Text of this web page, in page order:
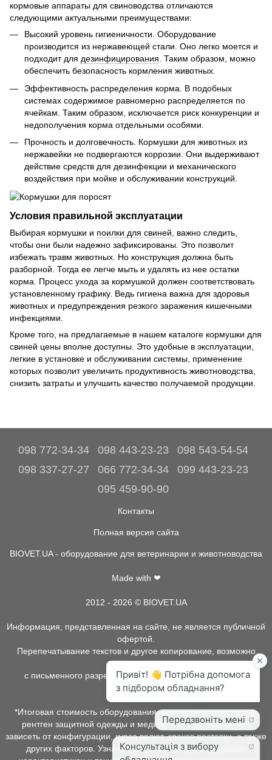
кормовые аппараты для свиноводства отличаются
следующими актуальными преимуществами:
Высокий уровень гигиеничности. Оборудование
производится из нержавеющей стали. Оно легко моется и
подходит для дезинфицирования. Таким образом, можно
обеспечить безопасность кормления животных.
Эффективность распределения корма. В подобных
системах содержимое равномерно распределяется по
ячейкам. Таким образом, исключается риск конкуренции и
недополучения корма отдельными особями.
Прочность и долговечность. Кормушки для животных из
нержавейки не подвергаются коррозии. Они выдерживают
действие средств для дезинфекции и механического
воздействия при мойке и обслуживании конструкций.
Условия правильной эксплуатации
Выбирая кормушки и поилки для свиней , важно следить,
чтобы они были надежно зафиксированы. Это позволит
избежать травм животных. Но конструкция должна быть
разборной. Тогда ее легче мыть и удалять из нее остатки
корма. Процесс ухода за кормушкой должен соответствовать
установленному графику. Ведь гигиена важна для здоровья
животных и предупреждения резкого заражения кишечными
инфекциями.
Кроме того, на предлагаемые в нашем каталоге кормушки для
свиней цены вполне доступны. Это удобные в эксплуатации,
легкие в установке и обслуживании системы, применение
которых позволит увеличить продуктивность животноводства,
снизить затраты и улучшить качество получаемой продукции.
098 772-34-34 098 443-23-23
098 543-54-54
098 337-27-27
066 772-34-34
099 443-23-23
095 459-90-90
Контакты
Полная версия сайта
BIOVET.UA - оборудование для ветеринарии и животноводства
Made with ❤
2012 - 2026 © BIOVET.UA
Информация, представленная на сайте, не является публичной
офертой.
Перепечатывание текстов и другое копирование, возможно
только
с письменного разрешения администрации BIOVET.UA.
*Итоговая стоимость оборудования, расходных материалов,
рентген защитной одежды и медицинской одежды может
зависеть от конфигурации, курса валют, сроков поставки, а также
других факторов. Узнать о наличии товара, подробных